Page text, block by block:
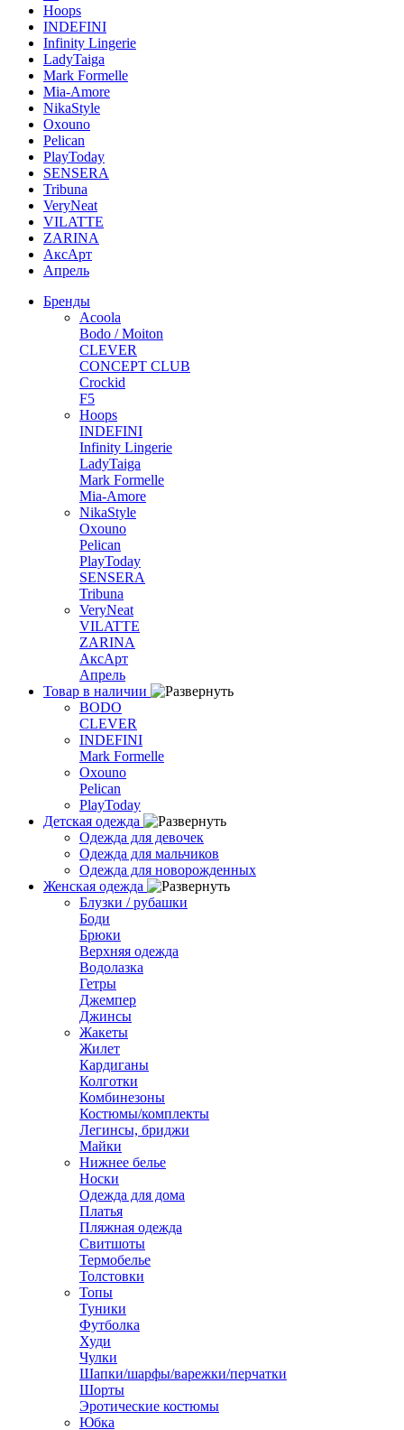
Hoops
INDEFINI
Infinity Lingerie
LadyTaiga
Mark Formelle
Mia-Amore
NikaStyle
Oxouno
Pelican
PlayToday
SENSERA
Tribuna
VeryNeat
VILATTE
ZARINA
АксАрт
Апрель
Бренды
Acoola
Bodo / Moiton
CLEVER
CONCEPT CLUB
Crockid
F5
Hoops
INDEFINI
Infinity Lingerie
LadyTaiga
Mark Formelle
Mia-Amore
NikaStyle
Oxouno
Pelican
PlayToday
SENSERA
Tribuna
VeryNeat
VILATTE
ZARINA
АксАрт
Апрель
Товар в наличии
BODO
CLEVER
INDEFINI
Mark Formelle
Oxouno
Pelican
PlayToday
Детская одежда
Одежда для девочек
Одежда для мальчиков
Одежда для новорожденных
Женская одежда
Блузки / рубашки
Боди
Брюки
Верхняя одежда
Водолазка
Гетры
Джемпер
Джинсы
Жакеты
Жилет
Кардиганы
Колготки
Комбинезоны
Костюмы/комплекты
Легинсы, бриджи
Майки
Нижнее белье
Носки
Одежда для дома
Платья
Пляжная одежда
Свитшоты
Термобелье
Толстовки
Топы
Туники
Футболка
Худи
Чулки
Шапки/шарфы/варежки/перчатки
Шорты
Эротические костюмы
Юбка